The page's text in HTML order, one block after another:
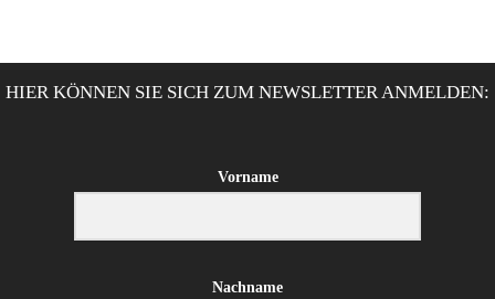
HIER KÖNNEN SIE SICH ZUM NEWSLETTER ANMELDEN:
Vorname
Nachname